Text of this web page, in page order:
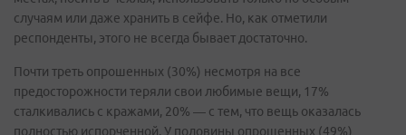
случаям или даже хранить в сейфе. Но, как отметили
респонденты, этого не всегда бывает достаточно.
Почти треть опрошенных (30%) несмотря на все
предосторожности теряли свои любимые вещи, 17%
сталкивались с кражами, 20% — с тем, что вещь оказалась
полностью испорченной. У половины опрошенных (49%)